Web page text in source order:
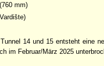
mm)
14 und 15 entsteht eine
im Februar/März 2025